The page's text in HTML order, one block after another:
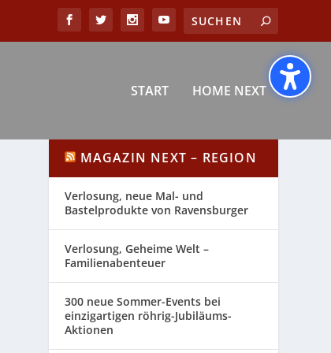
START HOME NEXT
MAGAZIN NEXT – REGION
Verlosung, neue Mal- und
Bastelprodukte von Ravensburger
Verlosung, Geheime Welt –
Familienabenteuer
300 neue Sommer-Events bei
einzigartigen röhrig-Jubiläums-
Aktionen